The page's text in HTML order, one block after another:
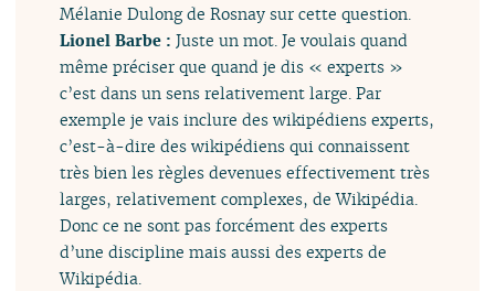
Mélanie Dulong de Rosnay sur cette question.
Lionel Barbe :Juste un mot. Je voulais quand
même préciser que quand je dis « experts »
c’est dans un sens relativement large. Par
exemple je vais inclure des wikipédiens experts,
c’est-à-dire des wikipédiens qui connaissent
très bien les règles devenues effectivement très
larges, relativement complexes, de Wikipédia.
Donc ce ne sont pas forcément des experts
d’une discipline mais aussi des experts de
Wikipédia.